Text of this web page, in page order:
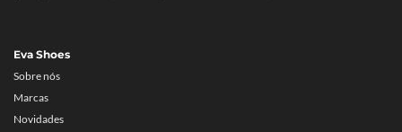
Eva Shoes
Sobre nós
Marcas
Novidades